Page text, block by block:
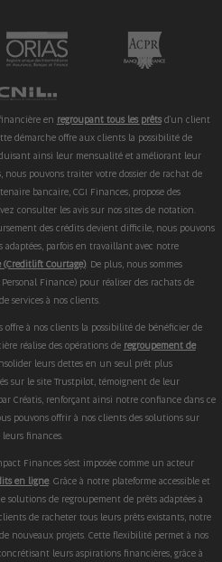
en regroupant tous les prêtsd'un client
démarche offre aux clients la possibilité de
ainsi leur mensualité et améliorant leur
nous pouvons traiter votre dossier de rachat de
bancaire, CGI Finances, propose des
consulter les avis sur nos sites de notation.
des crédits devient difficile, nous pouvons
parfois en travaillant avec notre
(Creditlift Courtage). De plus, nous sommes
Finance) pour réaliser des rachats de
services à nos clients.
à nos clients la possibilité de bénéficier de
réalise des opérations de regroupement de
leurs dettes en un seul prêt plus
sur le site Trustpilot, témoignent de leur
Créatis, renforçant ainsi notre confiance dans ce
pouvons offrir à nos clients des solutions sur
finances.
Finances s'est imposée comme un acteur
en ligne. Grâce à notre plateforme accessible et
de regroupement de prêts adaptées à
de racheter tous leurs prêts existants, notre
nouveaux projets. Cette flexibilité permet à nos
leurs aspirations financières, grâce à